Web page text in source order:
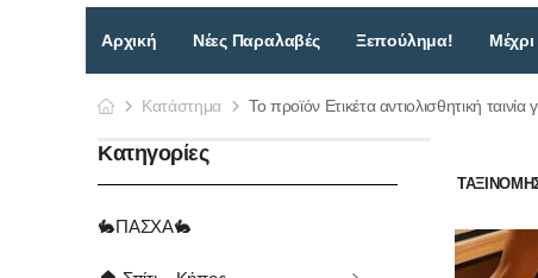
Αρχική Νέες Παραλαβές Ξεπούλημα!
Κατάστημα
Το προϊόν Ετικέτα αντιολισθητική ταινία
Κατηγορίες
🐇ΠΑΣΧΑ🐇